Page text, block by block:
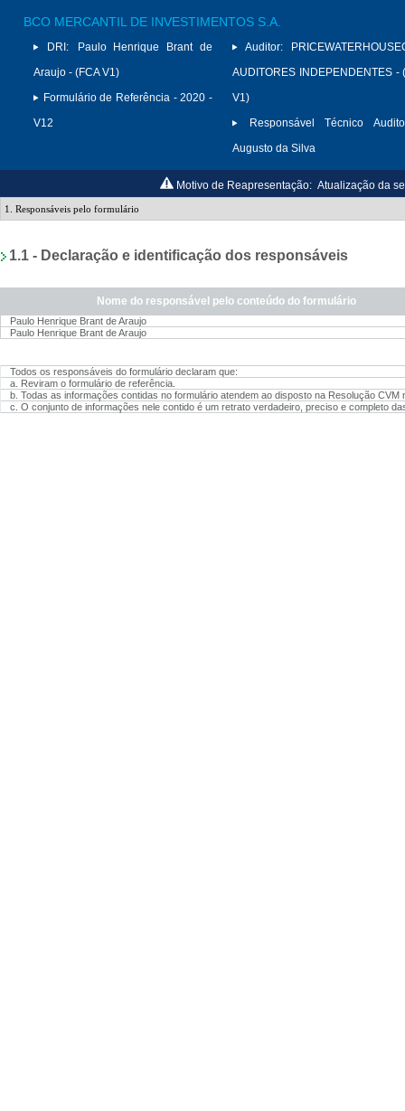
BCO MERCANTIL DE INVESTIMENTOS S.A.
DRI:
Paulo Henrique Brant de
Araujo - (FCA V1)
Formulário de Referência - 2020 -
V12
Auditor:
AUDITORES INDEPENDENTES -
V1)
Responsável Técnico
Augusto da Silva
Motivo de Reapresentação: Atualização da